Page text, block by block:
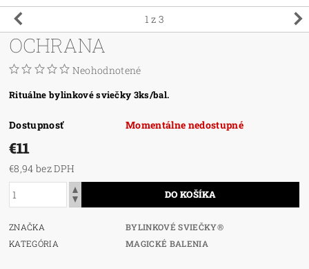
1 z 3
OCHRANA
Neohodnotené
Rituálne bylinkové sviečky 3ks/bal.
Dostupnosť Momentálne nedostupné
€11
€8,94 bez DPH
ZNAČKA
BYLINKOVÉ SVIEČKY®
KATEGÓRIA
MAGICKÉ BALENIA